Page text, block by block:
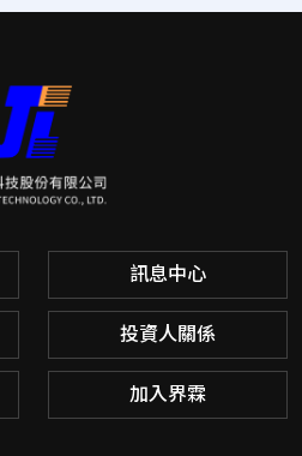
訊息中心
投資人關係
加入界霖